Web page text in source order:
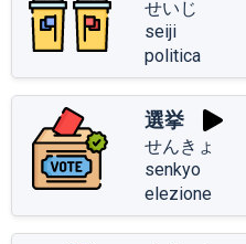
せいじ
seiji
politica
選挙
せんきょ
senkyo
elezione